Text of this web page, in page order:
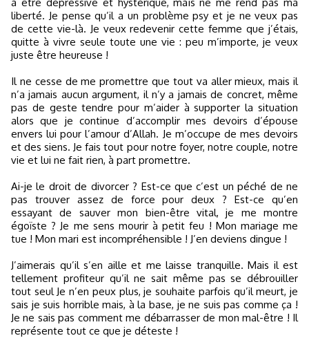
liberté. Je pense qu’il a un problème psy et je ne veux pas
de cette vie-là. Je veux redevenir cette femme que j’étais,
quitte à vivre seule toute une vie : peu m’importe, je veux
juste être heureuse !
Il ne cesse de me promettre que tout va aller mieux, mais il
n’a jamais aucun argument, il n’y a jamais de concret, même
pas de geste tendre pour m’aider à supporter la situation
alors que je continue d’accomplir mes devoirs d’épouse
envers lui pour l’amour d’Allah. Je m’occupe de mes devoirs
et des siens. Je fais tout pour notre foyer, notre couple, notre
vie et lui ne fait rien, à part promettre.
Ai-je le droit de divorcer ? Est-ce que c’est un péché de ne
pas trouver assez de force pour deux ? Est-ce qu’en
essayant de sauver mon bien-être vital, je me montre
égoïste ? Je me sens mourir à petit feu ! Mon mariage me
tue ! Mon mari est incompréhensible ! J’en deviens dingue !
J’aimerais qu’il s’en aille et me laisse tranquille. Mais il est
tellement profiteur qu’il ne sait même pas se débrouiller
tout seul Je n’en peux plus, je souhaite parfois qu’il meurt, je
sais je suis horrible mais, à la base, je ne suis pas comme ça !
Je ne sais pas comment me débarrasser de mon mal-être ! Il
représente tout ce que je déteste !